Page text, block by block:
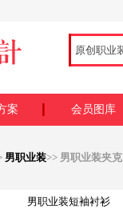
案 会员图库
男职业装>> 男职业装夹克
男职业装短袖衬衫